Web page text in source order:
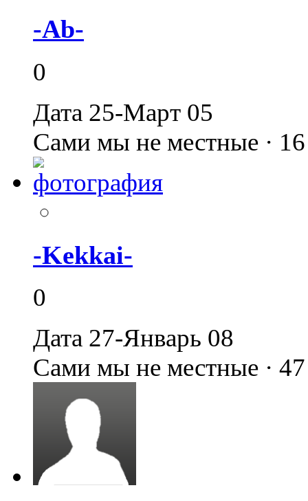
-Ab-
0
Дата 25-Март 05
Сами мы не местные ·
-Kekkai-
0
Дата 27-Январь 08
Сами мы не местные ·